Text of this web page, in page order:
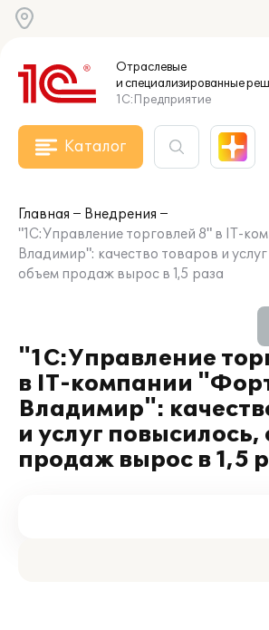
Отраслевые
и специализированные
1С:Предприятие
Каталог
Главная
Внедрения
"1С:Управление торговлей 8" в IT-
Владимир": качество товаров и
объем продаж вырос в 1,5 раза
"1С:Управление
в IT-компании
Владимир":
и услуг повысилось,
продаж вырос в 1,5